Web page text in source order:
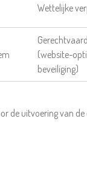
Wettelijke
(website-
beveiliging)
de uitvoering van